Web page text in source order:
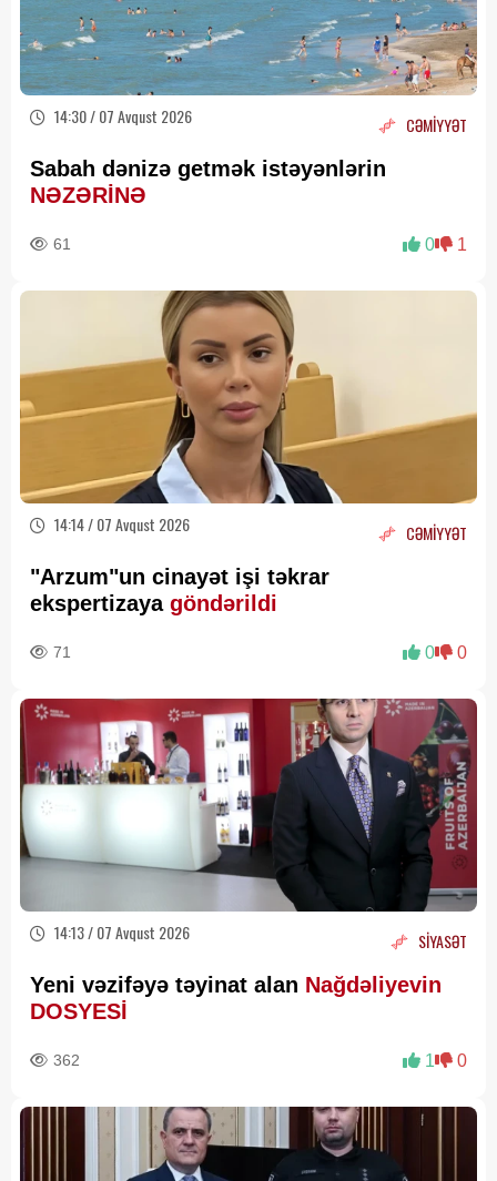
14:30 / 07 Avqust 2026 CƏMİYYƏT
Sabah dənizə getmək istəyənlərin
NƏZƏRİNƏ
61 0 1
14:14 / 07 Avqust 2026 CƏMİYYƏT
"Arzum"un cinayət işi təkrar
ekspertizaya göndərildi
71 0 0
14:13 / 07 Avqust 2026 SİYASƏT
Yeni vəzifəyə təyinat alan Nağdəliyevin
DOSYESİ
362 1 0